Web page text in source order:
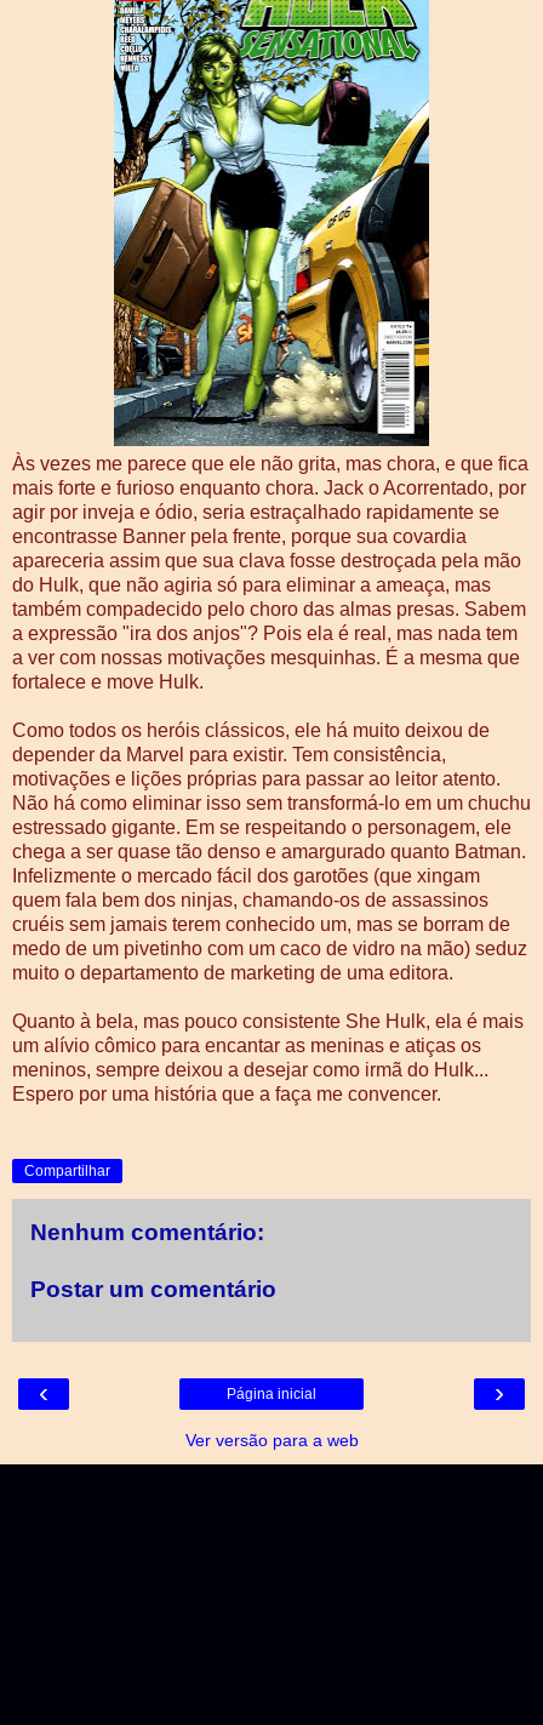
Às vezes me parece que ele não grita, mas chora, e que fica
mais forte e furioso enquanto chora. Jack o Acorrentado, por
agir por inveja e ódio, seria estraçalhado rapidamente se
encontrasse Banner pela frente, porque sua covardia
apareceria assim que sua clava fosse destroçada pela mão
do Hulk, que não agiria só para eliminar a ameaça, mas
também compadecido pelo choro das almas presas. Sabem
a expressão "ira dos anjos"? Pois ela é real, mas nada tem
a ver com nossas motivações mesquinhas. É a mesma que
fortalece e move Hulk.
Como todos os heróis clássicos, ele há muito deixou de
depender da Marvel para existir. Tem consistência,
motivações e lições próprias para passar ao leitor atento.
Não há como eliminar isso sem transformá-lo em um chuchu
estressado gigante. Em se respeitando o personagem, ele
chega a ser quase tão denso e amargurado quanto Batman.
Infelizmente o mercado fácil dos garotões (que xingam
quem fala bem dos ninjas, chamando-os de assassinos
cruéis sem jamais terem conhecido um, mas se borram de
medo de um pivetinho com um caco de vidro na mão) seduz
muito o departamento de marketing de uma editora.
Quanto à bela, mas pouco consistente She Hulk, ela é mais
um alívio cômico para encantar as meninas e atiças os
meninos, sempre deixou a desejar como irmã do Hulk...
Espero por uma história que a faça me convencer.
Compartilhar
Nenhum comentário:
Postar um comentário
‹ ›
Página inicial
Ver versão para a web